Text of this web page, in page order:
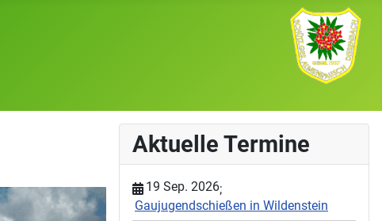
Aktuelle Termine
19 Sep. 2026;
Gaujugendschießen in Wildenstein